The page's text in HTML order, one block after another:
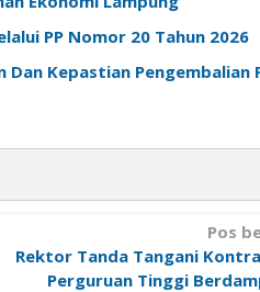
PP Nomor 20 Tahun 2026
Kepastian Pengembalian
Pos
Rektor Tanda Tangani
Perguruan Tinggi